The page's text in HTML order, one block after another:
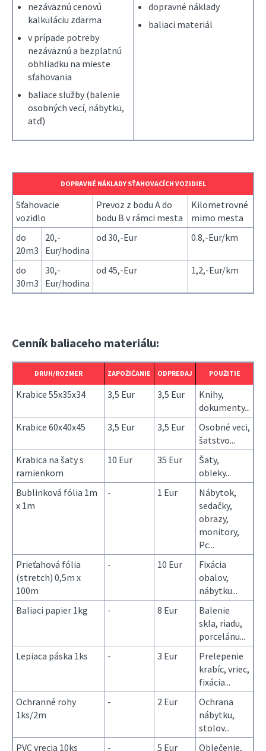
nezáväznú cenovú
kalkuláciu zdarma
v prípade potreby
nezáväznú a bezplatnú
obhliadku na mieste
sťahovania
baliace služby (balenie
osobných vecí, nábytku,
atď)
dopravné náklady
baliaci materiál
DOPRAVNÉ NÁKLADY SŤAHOVACÍCH VOZIDIEL
Sťahovacie
vozidlo
Prevoz z bodu A do
bodu B v rámci mesta
Kilometrovné
mimo mesta
do
20m3
20,-
Eur/hodina
od 30,-Eur 0.8,-Eur/km
do
30m3
30,-
Eur/hodina
od 45,-Eur 1,2,-Eur/km
Cenník baliaceho materiálu:
DRUH/ROZMER ZAPOŽIČANIE ODPREDAJ POUŽITIE
Krabice 55x35x34 3,5 Eur 3,5 Eur
Knihy,
dokumenty...
Krabice 60x40x45
3,5 Eur 3,5 Eur
Osobné veci,
šatstvo...
Krabica na šaty s
ramienkom
10 Eur 35 Eur
Šaty,
obleky...
Bublinková fólia 1m
x 1m
- 1 Eur
Nábytok,
sedačky,
obrazy,
monitory,
Pc...
Prieťahová fólia
(stretch) 0,5m x
100m
- 10 Eur
Fixácia
obalov,
nábytku...
Baliaci papier 1kg
- 8 Eur
Balenie
skla, riadu,
porcelánu...
Lepiaca páska 1ks
- 3 Eur
Prelepenie
krabíc, vriec,
fixácia...
Ochranné rohy
1ks/2m
- 2 Eur
Ochrana
nábytku,
stolov...
PVC vrecia 10ks
- 5 Eur Oblečenie,